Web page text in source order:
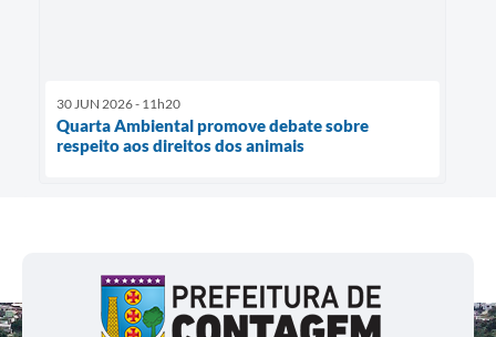
30 JUN 2026 - 11h20
Quarta Ambiental promove debate sobre
respeito aos direitos dos animais